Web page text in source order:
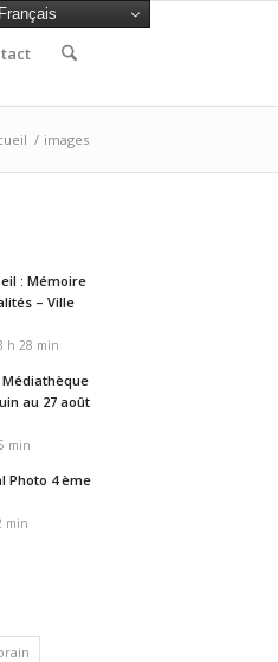
/ images
: Mémoire
– Ville
h 28 min
Médiathèque
au 27 août
min
Photo 4 ème
min
Français